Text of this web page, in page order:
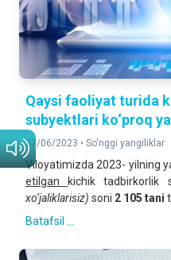
Qaysi faoliyat turida
subyektlari ko‘proq
27/06/2023 • So'nggi yangiliklar
Viloyatimizda 2023- yilning
etilgan
kichik tadbirkorlik
xo‘jaliklarisiz) soni 2 105 tani
Batafsil ...